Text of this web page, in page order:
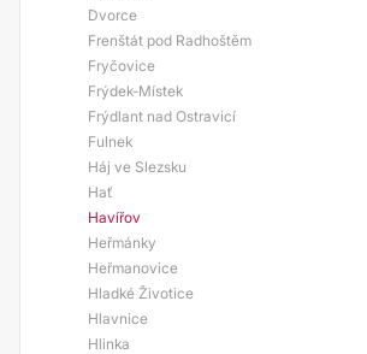
Dvorce
Frenštát pod Radhoštěm
Fryčovice
Frýdek-Místek
Frýdlant nad Ostravicí
Fulnek
Háj ve Slezsku
Hať
Havířov
Heřmánky
Heřmanovice
Hladké Životice
Hlavnice
Hlinka